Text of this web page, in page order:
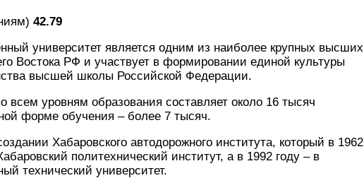
42.79
университет является одним из наиболее крупных высших
Востока РФ и участвует в формировании единой культуры
высшей школы Российской Федерации.
всем уровням образования составляет около 16 тысяч
форме обучения – более 7 тысяч.
Хабаровского автодорожного института, который в 1962
политехнический институт, а в 1992 году – в
технический университет.